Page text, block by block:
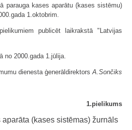
parauga kases aparātu (kases sistēmu)
1.oktobrim.
publicēt laikrakstā "Latvijas
no 2000.gada 1.jūlija.
dienesta ģenerāldirektorsA.Sončiks
1.pielikums
(kases sistēmas) žurnāls